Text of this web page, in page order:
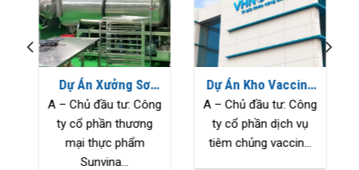
Dự Án Xưởng Sơ
Chế Thực Phẩm
Sunvina
A – Chủ đầu tư: Công
ty cổ phần thương
mại thực phẩm
Sunvina...
Dự Án Kho Vaccine
– Cho Công Ty VHN
Care
A – Chủ đầu tư: Công
ty cổ phần dịch vụ
tiêm chủng vaccin...